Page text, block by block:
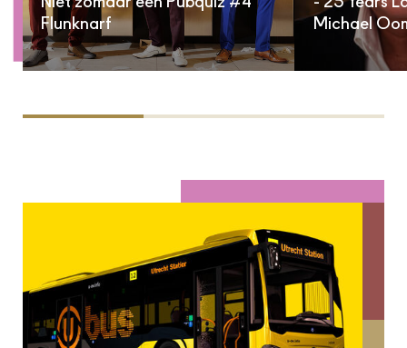
Flunknarf
Michael